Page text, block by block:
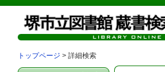
トップページ > 詳細検索